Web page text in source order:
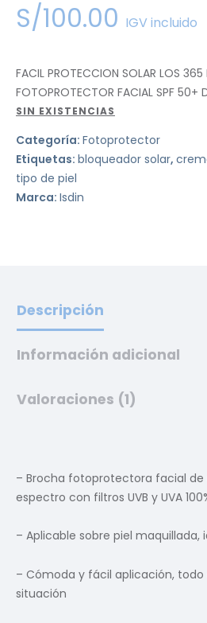
5.00
de 5 en
base a
valoración de un
S/100.00 IGV incluido
FACIL PROTECCION SOLAR LOS
FOTOPROTECTOR FACIAL SPF 50+
SIN EXISTENCIAS
Categoría: Fotoprotector
Etiquetas: bloqueador solar,
tipo de piel
Marca: Isdin
Descripción
Información adicional
Valoraciones (1)
– Brocha fotoprotectora facial de
espectro con filtros UVB y UVA
– Aplicable sobre piel maquillada,
– Cómoda y fácil aplicación,
situación